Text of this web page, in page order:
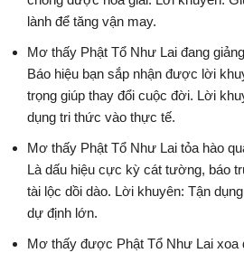
lành để tăng vận may.
Mơ thấy Phật Tổ Như Lai đang
Báo hiệu bạn sắp nhận được lời
trọng giúp thay đổi cuộc đời. Lời
dụng tri thức vào thực tế.
Mơ thấy Phật Tổ Như Lai tỏa hào
Là dấu hiệu cực kỳ cát tường, báo
tài lộc dồi dào. Lời khuyên: Tận
dự định lớn.
Mơ thấy được Phật Tổ Như Lai xoa